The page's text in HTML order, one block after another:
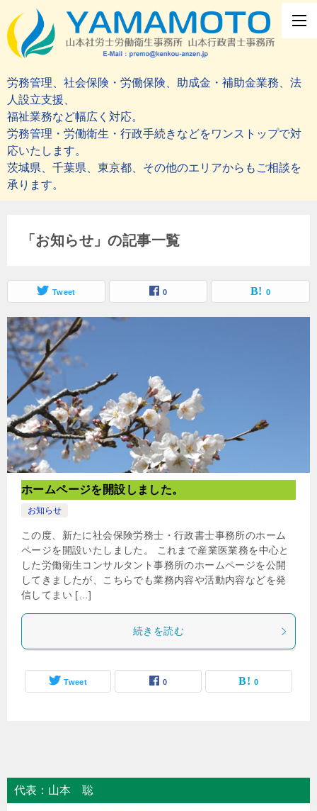
労務管理、社会保険・労働保険、助成金・補助金業務、法
人設立支援、
福祉業務など幅広く対応。
労務管理・労働衛生・行政手続きなどをワンストップで対
応いたします。
茨城県、千葉県、東京都、その他のエリアからもご相談を
承ります。
「お知らせ」の記事一覧
Tweet 0 0
ホームページを開設しました。
お知らせ
この度、新たに社会保険労務士・行政書士事務所のホーム
ページを開設いたしました。 これまで産業医業務を中心と
した労働衛生コンサルタント事務所のホームページを公開
してきましたが、こちらでも業務内容や活動内容などを発
信してまい […]
続きを読む
Tweet 0 0
代表：山本 聡